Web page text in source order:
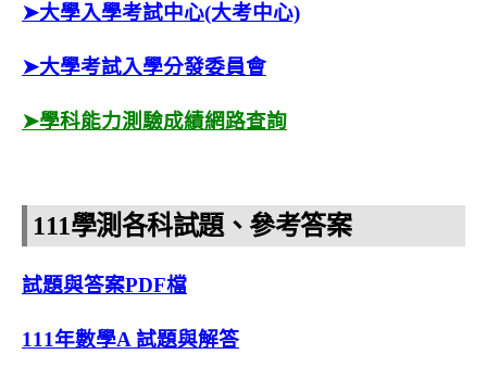
➤大學入學考試中心(大考中心)
➤大學考試入學分發委員會
➤學科能力測驗成績網路查詢
111學測各科試題、參考答案
試題與答案PDF檔
111年數學A 試題與解答